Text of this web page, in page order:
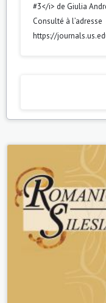
#3</i> de Giulia
Consulté à l’adresse
https://